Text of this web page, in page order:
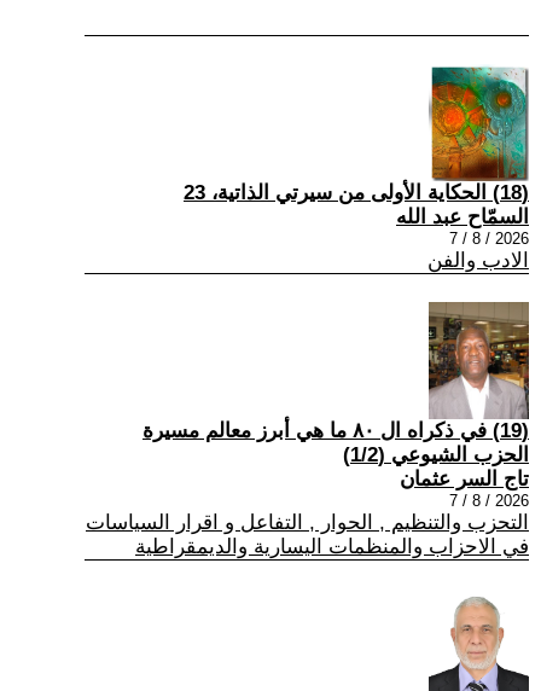
(18) الحكاية الأولى من سيرتي الذاتية، 23
السمّاح عبد الله
2026 / 8 / 7
الادب والفن
(19) في ذكراه ال ٨٠ ما هي أبرز معالم مسيرة
الحزب الشيوعي (1/2)
تاج السر عثمان
2026 / 8 / 7
التحزب والتنظيم , الحوار , التفاعل و اقرار السياسات
في الاحزاب والمنظمات اليسارية والديمقراطية